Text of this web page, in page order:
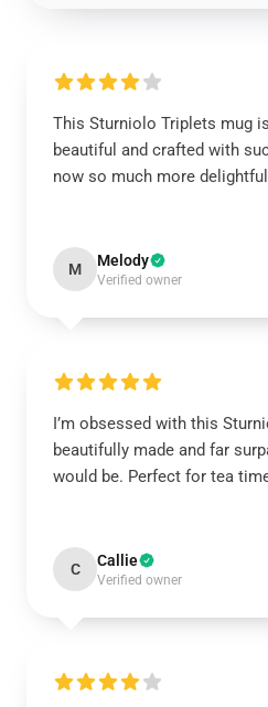
This Sturniolo Triplets mug
beautiful and crafted with
now so much more
M Melody
Verified owner
I’m obsessed with this
beautifully made and far
would be. Perfect for tea
C Callie
Verified owner